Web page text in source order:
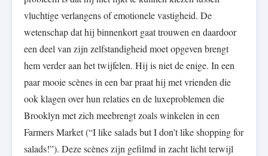
vluchtige verlangens of emotionele vastigheid. De
wetenschap dat hij binnenkort gaat trouwen en daardoor
een deel van zijn zelfstandigheid moet opgeven brengt
hem verder aan het twijfelen. Hij is niet de enige. In een
paar mooie scènes in een bar praat hij met vrienden die
ook klagen over hun relaties en de luxeproblemen die
Brooklyn met zich meebrengt zoals winkelen in een
Farmers Market (“I like salads but I don’t like shopping for
salads!”). Deze scènes zijn gefilmd in zacht licht terwijl